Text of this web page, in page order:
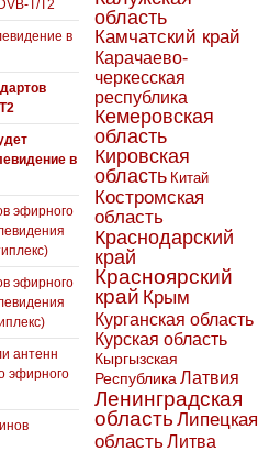
T/T2
в
в
эфирного
эфирного
антенн
эфирного
область
Камчатский край
Карачаево-
черкесская
республика
Кемеровская
область
Кировская
область Китай
Костромская
область
Краснодарский
край
Красноярский
край Крым
Курганская область
Курская область
Кыргызская
Республика Латвия
Ленинградская
область Липецкая
областьЛитва